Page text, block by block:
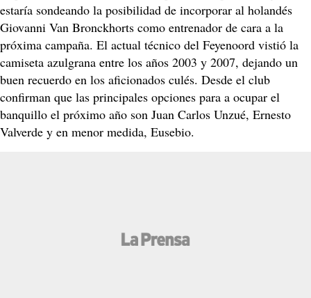
estaría sondeando la posibilidad de incorporar al holandés
Giovanni Van Bronckhorts como entrenador de cara a la
próxima campaña. El actual técnico del Feyenoord vistió la
camiseta azulgrana entre los años 2003 y 2007, dejando un
buen recuerdo en los aficionados culés. Desde el club
confirman que las principales opciones para a ocupar el
banquillo el próximo año son Juan Carlos Unzué, Ernesto
Valverde y en menor medida, Eusebio.